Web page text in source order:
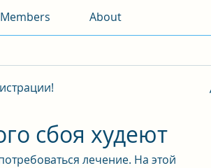
Members About
сбоя худеют
лечение. На этой